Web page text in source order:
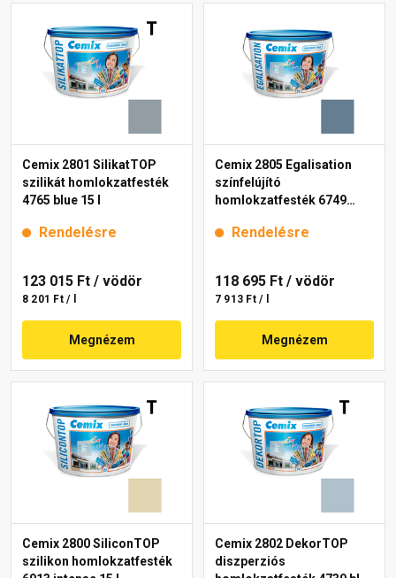
Cemix 2801 SilikatTOP
szilikát homlokzatfesték
4765 blue 15 l
Rendelésre
123 015 Ft / vödör
8 201 Ft / l
Megnézem
Cemix 2805 Egalisation
színfelújító
homlokzatfesték 6749
Rendelésre
118 695 Ft / vödör
7 913 Ft / l
Megnézem
Cemix 2800 SiliconTOP
szilikon homlokzatfesték
Cemix 2802 DekorTOP
diszperziós